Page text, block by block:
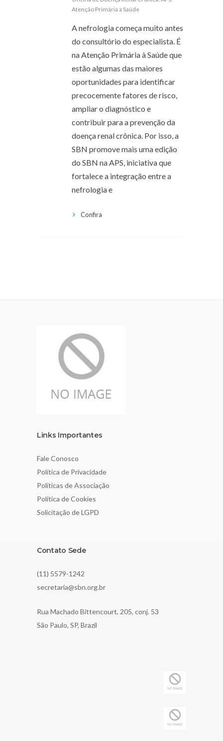
Atenção Primária à Saúde
A nefrologia começa muito antes
do consultório do especialista. É
na Atenção Primária à Saúde que
estão algumas das maiores
oportunidades para identificar
precocemente fatores de risco,
ampliar o diagnóstico e
contribuir para a prevenção da
doença renal crônica. Por isso, a
SBN promove mais uma edição
do SBN na APS, iniciativa que
fortalece a integração entre a
nefrologia e
Confira
Links Importantes
Fale Conosco
Política de Privacidade
Políticas de Associação
Política de Cookies
Solicitação de LGPD
Contato Sede
(11) 5579-1242
secretaria@sbn.org.br
Rua Machado Bittencourt, 205, conj. 53
São Paulo, SP, Brazil